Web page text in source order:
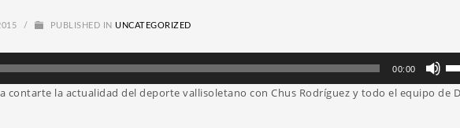
/ PUBLISHED IN UNCATEGORIZED
00:00
contarte la actualidad del deporte vallisoletano con Chus Rodríguez y todo el equipo de